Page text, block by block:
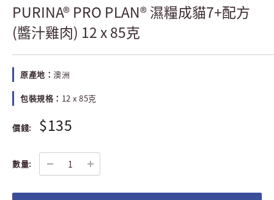
PURINA® PRO PLAN® 濕糧成貓7+配方
(醬汁雞肉) 12 x 85克
原產地： 澳洲
包裝規格： 12 x 85克
價錢: $135
數量: